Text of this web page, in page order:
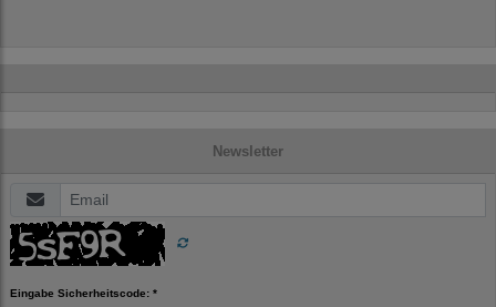
Newsletter
Eingabe Sicherheitscode: *